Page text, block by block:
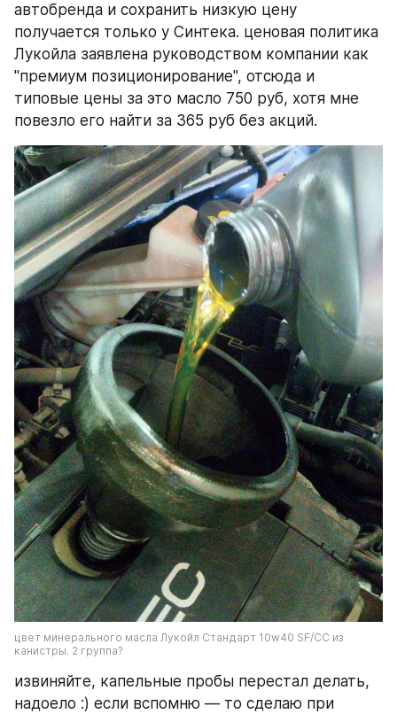
автобренда и сохранить низкую цену
получается только у Синтека. ценовая политика
Лукойла заявлена руководством компании как
"премиум позиционирование", отсюда и
типовые цены за это масло 750 руб, хотя мне
повезло его найти за 365 руб без акций.
цвет минерального масла Лукойл Стандарт 10w40 SF/CC из
канистры. 2 группа?
извиняйте, капельные пробы перестал делать,
надоело :) если вспомню — то сделаю при